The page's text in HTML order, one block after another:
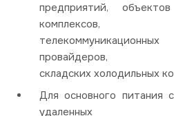
предприятий,
комплексов,
провайдеров,
складских холодильных
Для основного питания
удаленных